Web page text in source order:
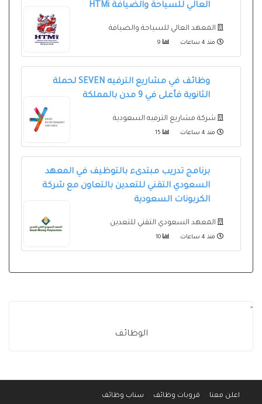
العالي للسياحة والضيافة HTMi
المعهد العالي للسياحة والضيافة
منذ 4 ساعات
وظائف في مشاريع الترفيه SEVEN لحملة
الثانوية فأعلى في 9 مدن بالمملكة
شركة مشاريع الترفيه السعودية
منذ 4 ساعات
برنامج تدريب مبتدىء بالتوظيف في المعهد
السعودي التقني للتعدين بالتعاون مع شركة
الكربونات السعودية
المعهد السعودي التقني للتعدين
منذ 4 ساعات
-
الوظائف
اعلن معنا قروبات وظائف سناب وظائف